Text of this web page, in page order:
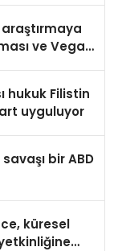
ve Vegan
hukuk Filistin
uyguluyor
bir ABD
küresel